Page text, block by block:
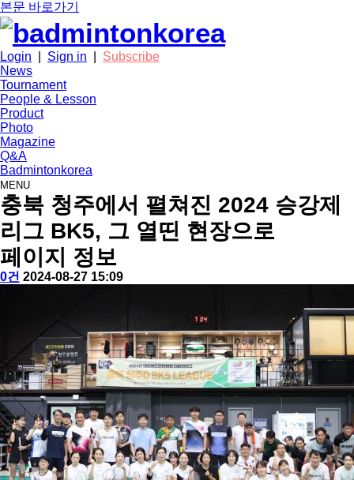
본문 바로가기
Login Sign in
Subscribe
News
Tournament
People & Lesson
Product
Photo
Magazine
Q&A
Badmintonkorea
MENU
news
충북 청주에서 펼쳐진 2024 승강제
리그 BK5, 그 열띤 현장으로
페이지 정보
작
배
아
댓
0건 작
2024-08-27 15:09